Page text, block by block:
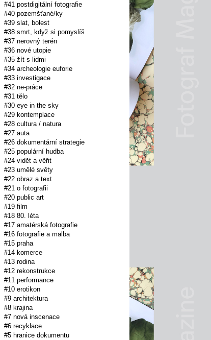
#41 postdigitální fotografie
#40 pozemšťané/ky
#39 slat, bolest
#38 smrt, když si pomyslíš
#37 nerovný terén
#36 nové utopie
#35 žít s lidmi
#34 archeologie euforie
#33 investigace
#32 ne-práce
#31 tělo
#30 eye in the sky
#29 kontemplace
#28 cultura / natura
#27 auta
#26 dokumentární strategie
#25 populární hudba
#24 vidět a věřit
#23 umělé světy
#22 obraz a text
#21 o fotografii
#20 public art
#19 film
#18 80. léta
#17 amatérská fotografie
#16 fotografie a malba
#15 praha
#14 komerce
#13 rodina
#12 rekonstrukce
#11 performance
#10 erotikon
#9 architektura
#8 krajina
#7 nová inscenace
#6 recyklace
#5 hranice dokumentu